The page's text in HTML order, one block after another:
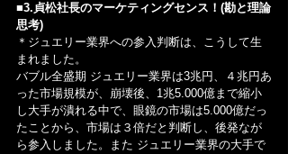
■3.貞松社長のマーケティングセンス！(勘と理論
思考)
＊ジュエリー業界への参入判断は、こうして生
まれました。
バブル全盛期 ジュエリー業界は3兆円、４兆円あ
った市場規模が、崩壊後、1兆5.000億まで縮小
し大手が潰れる中で、眼鏡の市場は5.000億だっ
たことから、市場は３倍だと判断し、後発なが
ら参入しました。また ジュエリー業界の大手で